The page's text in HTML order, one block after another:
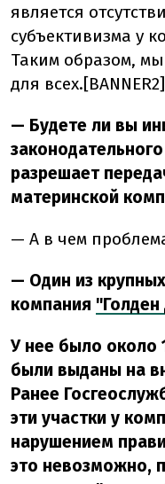
является
субъективизма у
Таким образом,
для всех.[BANNER2]
— Будете ли вы
разрешает
материнской
— А в чем
— Один из
компания "Голден
У нее было около
были выданы на
Ранее
эти участки у
нарушением
это невозможно,